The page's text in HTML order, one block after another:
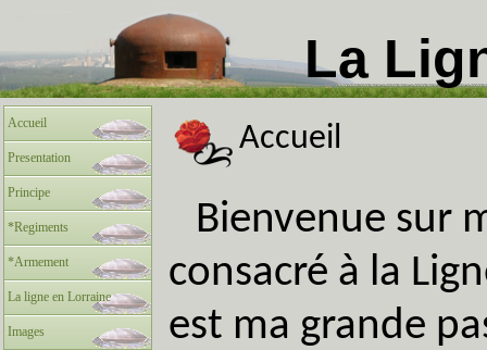
La
Accueil
Presentation
Principe
*Regiments
*Armement
La ligne en Lorraine
Images
Accueil
Bienvenue sur
consacré à la
est ma grande